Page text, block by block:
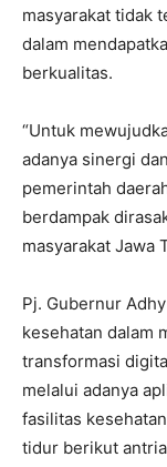
masyarakat tidak
dalam
berkualitas.
“Untuk
adanya sinergi
pemerintah
berdampak
masyarakat Jawa
Pj. Gubernur
kesehatan dalam
transformasi
melalui adanya
fasilitas
tidur berikut